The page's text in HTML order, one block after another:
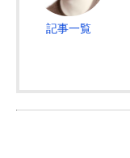
記事一覧